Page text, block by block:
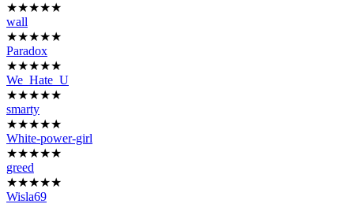
★★★★★
wall
★★★★★
Paradox
★★★★★
We_Hate_U
★★★★★
smarty
★★★★★
White-power-girl
★★★★★
greed
★★★★★
Wisla69